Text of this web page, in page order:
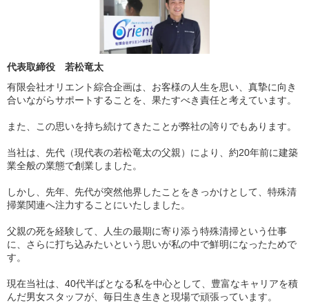
代表取締役 若松竜太
有限会社オリエント綜合企画は、お客様の人生を思い、真摯に向き
合いながらサポートすることを、果たすべき責任と考えています。
また、この思いを持ち続けてきたことが弊社の誇りでもあります。
当社は、先代（現代表の若松竜太の父親）により、約20年前に建築
業全般の業態で創業しました。
しかし、先年、先代が突然他界したことをきっかけとして、特殊清
掃業関連へ注力することにいたしました。
父親の死を経験して、人生の最期に寄り添う特殊清掃という仕事
に、さらに打ち込みたいという思いが私の中で鮮明になったためで
す。
現在当社は、40代半ばとなる私を中心として、豊富なキャリアを積
んだ男女スタッフが、毎日生き生きと現場で頑張っています。